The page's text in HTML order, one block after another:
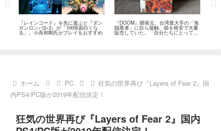
『レインコード』を先に遊ぶと『ダン
ガンロンパ2×2』が「100倍面白くな
る」。小高和剛氏がプレイをおすすめ
『DOOM』開発元、台湾最大手の「海
賊業者」に自ら接触、箱を格安で大量
販売していた。「自分たちにとっては
流通だった」
ホーム PC
狂気の世界再び『Layers of Fear 2』国
内PS4/PC版が2019年配信決定！
狂気の世界再び『Layers of Fear 2』国内